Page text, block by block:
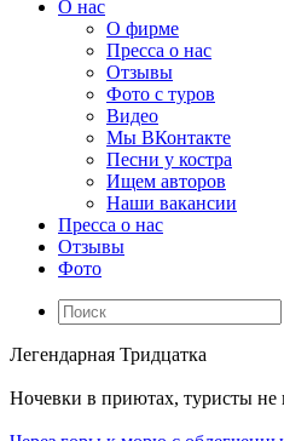
О нас
О фирме
Пресса о нас
Отзывы
Фото с туров
Видео
Мы ВКонтакте
Песни у костра
Ищем авторов
Наши вакансии
Пресса о нас
Отзывы
Фото
Легендарная Тридцатка
Ночевки в приютах, туристы не